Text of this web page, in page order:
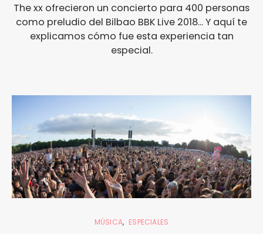
The xx ofrecieron un concierto para 400 personas
como preludio del Bilbao BBK Live 2018... Y aquí te
explicamos cómo fue esta experiencia tan
especial.
MÚSICA ESPECIALES